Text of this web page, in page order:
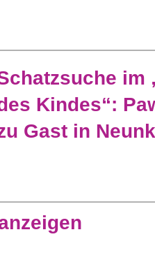
im
Kindes“:
Gast in